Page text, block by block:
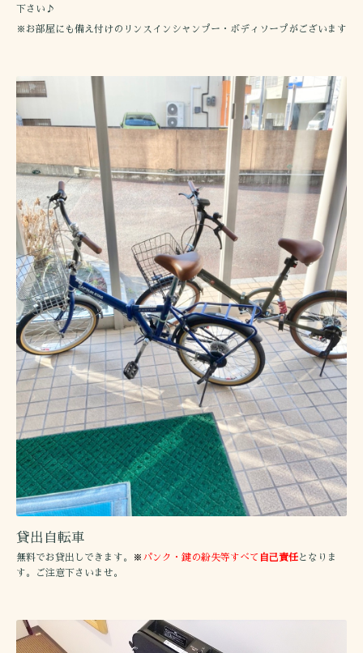
下さい♪
※お部屋にも備え付けのリンスインシャンプー・ボディソープがございます
貸出自転車
無料でお貸出しできます。 ※ パンク・鍵の紛失等すべて 自己責任となりま
す。ご注意下さいませ。